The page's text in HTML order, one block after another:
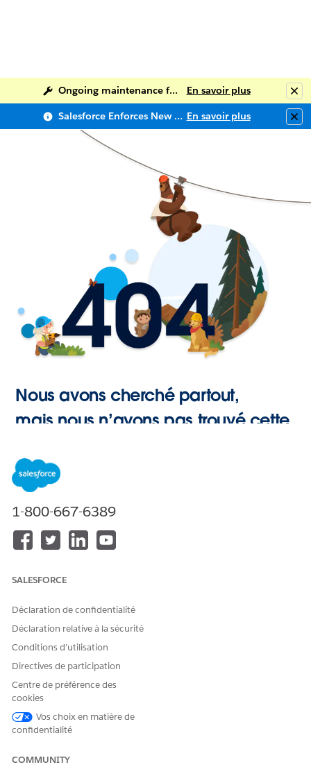
Ongoing maintenance for Salesforce Help En savoir plus
Salesforce Enforces New Security Requirements in Summer 2026 En savoir plus
Nous avons cherché partout,
mais nous n’avons pas trouvé cette
1-800-667-6389
SALESFORCE
Déclaration de confidentialité
Déclaration relative à la sécurité
Conditions d’utilisation
Directives de participation
Centre de préférence des
cookies
Vos choix en matière de
confidentialité
COMMUNITY